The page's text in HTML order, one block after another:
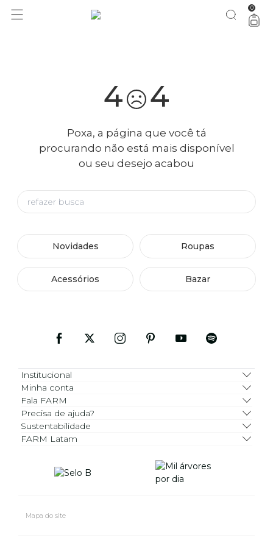
você merece 30% OFF pra comemorar com a gente aproveita! 0
4 4
Poxa, a página que você tá
procurando não está mais disponível
ou seu desejo acabou
Novidades Roupas
Acessórios Bazar
Institucional
Minha conta
Fala FARM
Precisa de ajuda?
Sustentabilidade
FARM Latam
Mapa do site